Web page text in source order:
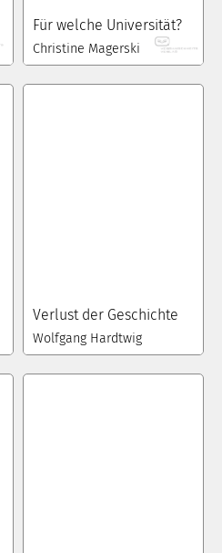
Für welche Universität?
Christine Magerski
Verlust der Geschichte
Wolfgang Hardtwig